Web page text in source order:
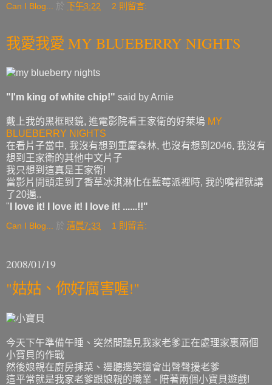
Can I Blog... 於 下午3:22 2 則留言:
我愛我愛 MY BLUEBERRY NIGHTS
"I'm king of white chip!" said by Arnie
戴上我的黑框眼鏡, 進電影院看王家衛的好萊塢 MY
BLUEBERRY NIGHTS
在看片子當中, 我沒有想到重慶森林, 也沒有想到2046, 我沒有
想到王家衛的其他中文片子
我只想到這真是王家衛!
當影片開頭走到了香草冰淇淋化在藍莓派裡時, 我的嘴裡就講
了20遍..
" I love it! I love it! I love it! ......!!"
Can I Blog... 於 清晨7:33 1 則留言:
2008/01/19
"姑姑、你好厲害喔!"
今天下午準備午睡、突然間聽見我家老爹正在處理家裏兩個
小寶貝的作戰
然後娘親在廚房揀菜、邊聽邊笑還會出聲聲援老爹
這平常就是我家老爹跟娘親的職業 - 陪著兩個小寶貝遊戲!